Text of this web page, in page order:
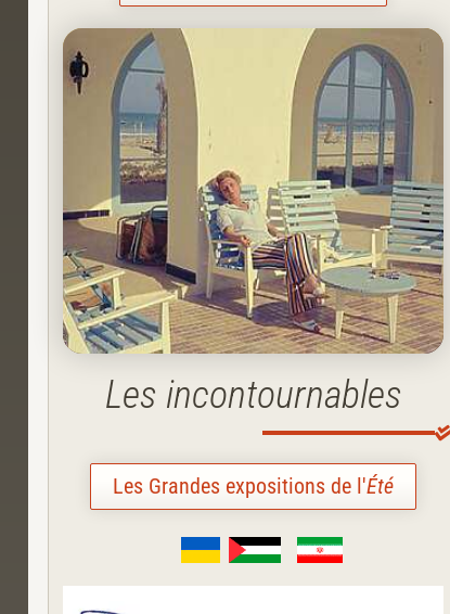
Les incontournables
Les Grandes expositions de l'Été